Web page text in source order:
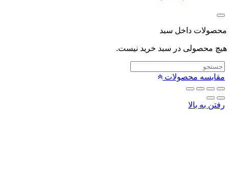
داخل سبد
در سبد خرید نیست.
محصولات
به بالا